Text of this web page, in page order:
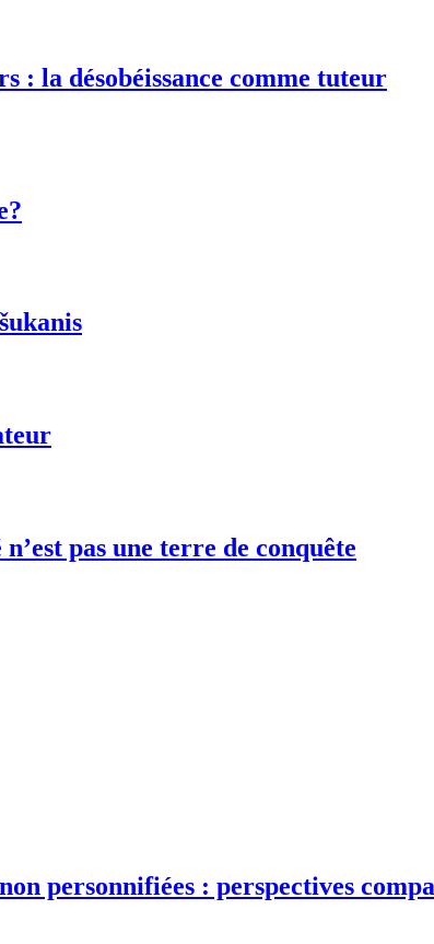
: la désobéissance comme tuteur
pas une terre de conquête
personnifiées : perspectives